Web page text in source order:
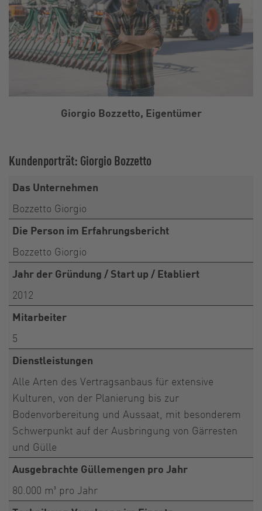
Giorgio Bozzetto, Eigentümer
Kundenporträt: Giorgio Bozzetto
Das Unternehmen
Bozzetto Giorgio
Die Person im Erfahrungsbericht
Bozzetto Giorgio
Jahr der Gründung / Start up / Etabliert
2012
Mitarbeiter
5
Dienstleistungen
Alle Arten des Vertragsanbaus für extensive
Kulturen, von der Planierung bis zur
Bodenvorbereitung und Aussaat, mit besonderem
Schwerpunkt auf der Ausbringung von Gärresten
und Gülle
Ausgebrachte Güllemengen pro Jahr
80.000 m³ pro Jahr